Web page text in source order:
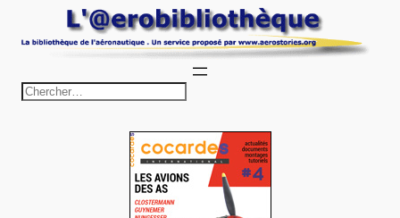
au
c
h